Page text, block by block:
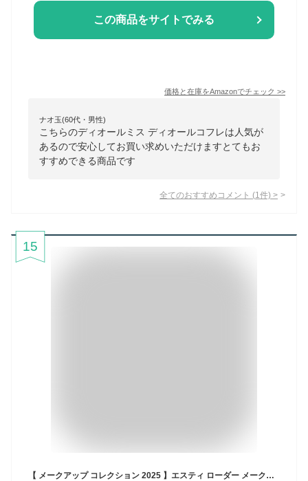
この商品をサイトでみる
価格と在庫をAmazonでチェック >>
ナオ玉(60代・男性)
こちらのディオールミス ディオールコフレは人気が
あるので安心してお買い求めいただけますとてもお
すすめできる商品です
全てのおすすめコメント (1 件) >
15
【 メークアップ コレクション 2025 】エスティ ローダー メークアップ コレクション クリスマスコフレ ホリデーコフレ ホリデーギフト 2025クリスマス クリスマスプレゼント コフレ